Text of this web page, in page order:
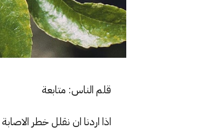
قلم الناس: متابعة
اذا اردنا ان نقلل خطر